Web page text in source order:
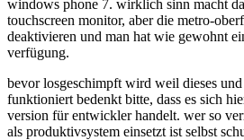
windows phone 7. wirklich sinn macht
touchscreen monitor, aber die metro-
deaktivieren und man hat wie gewohnt
verfügung.
bevor losgeschimpft wird weil dieses
funktioniert bedenkt bitte, dass es sich
version für entwickler handelt. wer so
als produktivsystem einsetzt ist selbst